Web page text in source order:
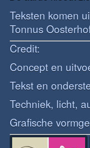
Teksten komen
Tonnus
Credit:
Concept en
Tekst en
Techniek, licht,
Grafische